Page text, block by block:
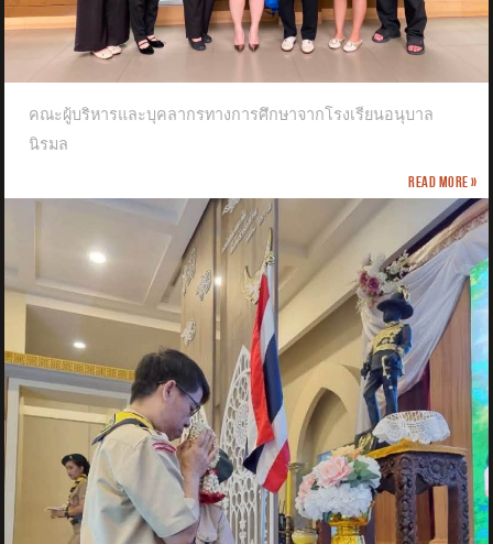
คณะผู้บริหารและบุคลากรทางการศึกษาจากโรงเรียนอนุบาล
นิรมล
Read more »